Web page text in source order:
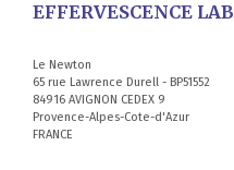
EFFERVESCENCE LAB
Le Newton
65 rue Lawrence Durell - BP51552
84916 AVIGNON CEDEX 9
Provence-Alpes-Cote-d'Azur
FRANCE